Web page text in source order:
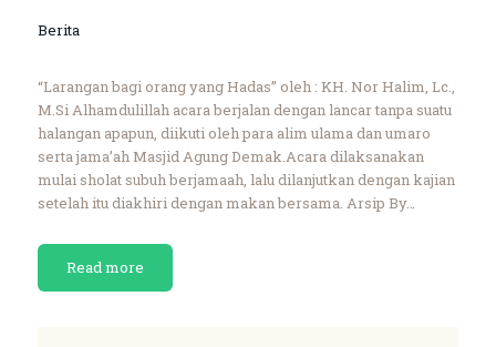
Berita
“Larangan bagi orang yang Hadas” oleh : KH. Nor Halim, Lc.,
M.Si Alhamdulillah acara berjalan dengan lancar tanpa suatu
halangan apapun, diikuti oleh para alim ulama dan umaro
serta jama’ah Masjid Agung Demak.Acara dilaksanakan
mulai sholat subuh berjamaah, lalu dilanjutkan dengan kajian
setelah itu diakhiri dengan makan bersama. Arsip By…
Read more